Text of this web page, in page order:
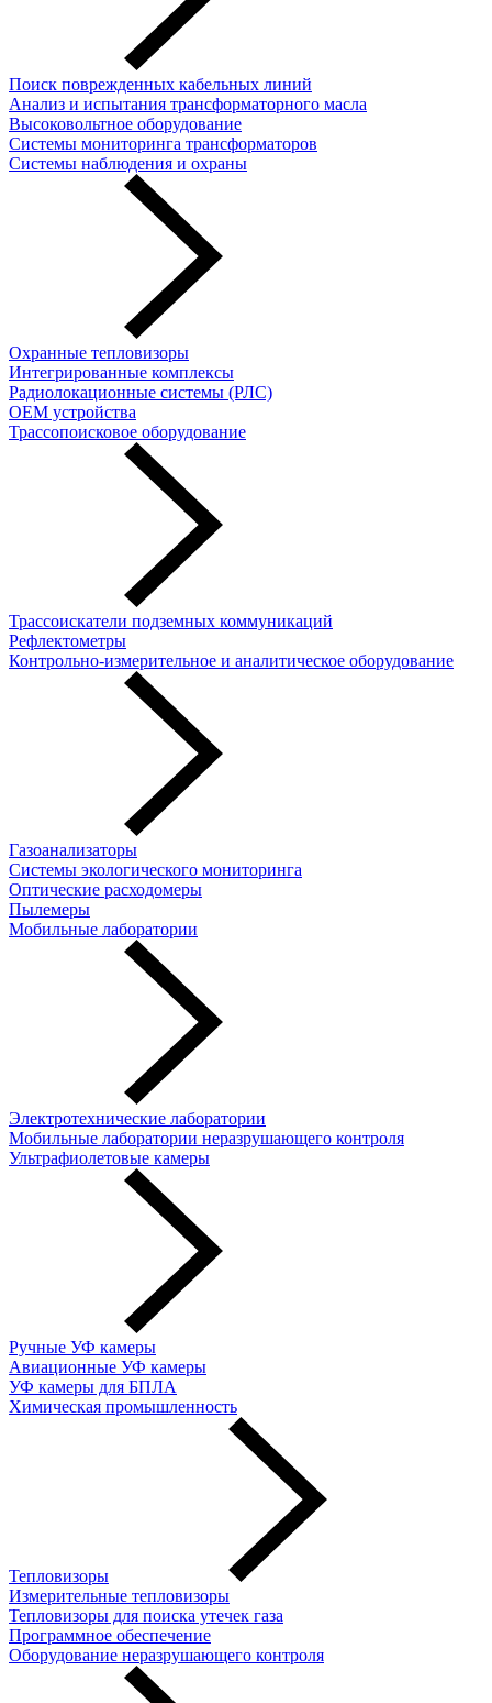
Поиск поврежденных кабельных линий
Анализ и испытания трансформаторного масла
Высоковольтное оборудование
Системы мониторинга трансформаторов
Системы наблюдения и охраны
Охранные тепловизоры
Интегрированные комплексы
Радиолокационные системы (РЛС)
OEM устройства
Трассопоисковое оборудование
Трассоискатели подземных коммуникаций
Рефлектометры
Контрольно-измерительное и аналитическое оборудование
Газоанализаторы
Системы экологического мониторинга
Оптические расходомеры
Пылемеры
Мобильные лаборатории
Электротехнические лаборатории
Мобильные лаборатории неразрушающего контроля
Ультрафиолетовые камеры
Ручные УФ камеры
Авиационные УФ камеры
УФ камеры для БПЛА
Химическая промышленность
Тепловизоры
Измерительные тепловизоры
Тепловизоры для поиска утечек газа
Программное обеспечение
Оборудование неразрушающего контроля